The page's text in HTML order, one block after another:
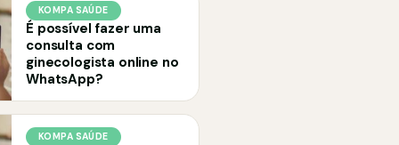
KOMPA SAÚDE
É possível fazer uma
consulta com
ginecologista online no
WhatsApp?
KOMPA SAÚDE